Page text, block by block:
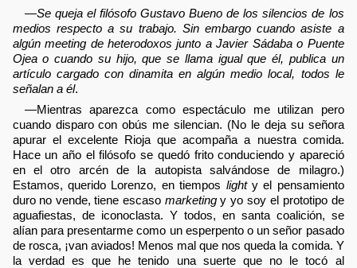
—Se queja el filósofo Gustavo Bueno de los silencios de los
medios respecto a su trabajo. Sin embargo cuando asiste a
algún meeting de heterodoxos junto a Javier Sádaba o Puente
Ojea o cuando su hijo, que se llama igual que él, publica un
artículo cargado con dinamita en algún medio local, todos le
señalan a él.
—Mientras aparezca como espectáculo me utilizan pero
cuando disparo con obús me silencian. (No le deja su señora
apurar el excelente Rioja que acompaña a nuestra comida.
Hace un año el filósofo se quedó frito conduciendo y apareció
en el otro arcén de la autopista salvándose de milagro.)
Estamos, querido Lorenzo, en tiempos lighty el pensamiento
duro no vende, tiene escaso marketingy yo soy el prototipo de
aguafiestas, de iconoclasta. Y todos, en santa coalición, se
alían para presentarme como un esperpento o un señor pasado
de rosca, ¡van aviados! Menos mal que nos queda la comida. Y
la verdad es que he tenido una suerte que no le tocó al